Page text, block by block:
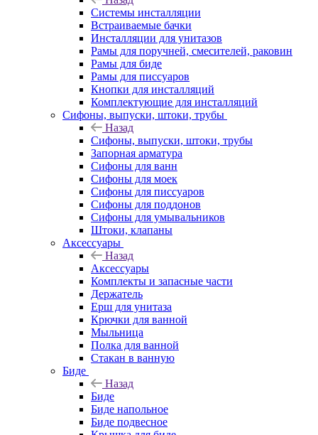
Системы инсталляции
Встраиваемые бачки
Инсталляции для унитазов
Рамы для поручней, смесителей, раковин
Рамы для биде
Рамы для писсуаров
Кнопки для инсталляций
Комплектующие для инсталляций
Сифоны, выпуски, штоки, трубы
Назад
Сифоны, выпуски, штоки, трубы
Запорная арматура
Сифоны для ванн
Сифоны для моек
Сифоны для писсуаров
Сифоны для поддонов
Сифоны для умывальников
Штоки, клапаны
Аксессуары
Назад
Аксессуары
Комплекты и запасные части
Держатель
Ерш для унитаза
Крючки для ванной
Мыльница
Полка для ванной
Стакан в ванную
Биде
Назад
Биде
Биде напольное
Биде подвесное